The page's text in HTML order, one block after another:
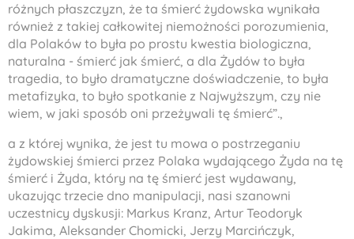
różnych płaszczyzn, że ta śmierć żydowska wynikała
również z takiej całkowitej niemożności porozumienia,
dla Polaków to była po prostu kwestia biologiczna,
naturalna - śmierć jak śmierć, a dla Żydów to była
tragedia, to było dramatyczne doświadczenie, to była
metafizyka, to było spotkanie z Najwyższym, czy nie
wiem, w jaki sposób oni przeżywali tę śmierć”.,
a z której wynika, że jest tu mowa o postrzeganiu
żydowskiej śmierci przez Polaka wydającego Żyda na tę
śmierć i Żyda, który na tę śmierć jest wydawany,
ukazując trzecie dno manipulacji, nasi szanowni
uczestnicy dyskusji: Markus Kranz, Artur Teodoryk
Jakima, Aleksander Chomicki, Jerzy Marcińczyk,